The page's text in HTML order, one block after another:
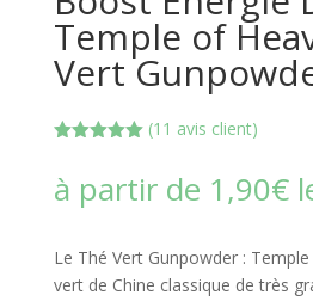
Temple of
Vert
basé sur
notations
(11 avis client)
à partir de 1,90€
Le Thé Vert Gunpowder :
vert de Chine classique de très